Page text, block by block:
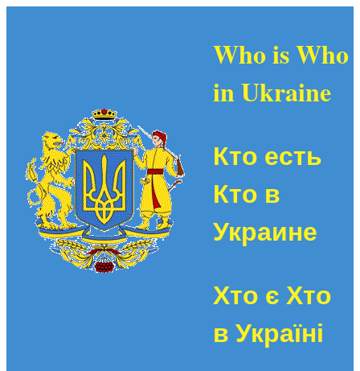
Who is Who
in Ukraine
Кто есть
Кто в
Украине
Хто є Хто
в Україні